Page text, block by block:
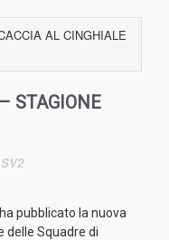
AL CINGHIALE
STAGIONE
pubblicato la nuova
Squadre di